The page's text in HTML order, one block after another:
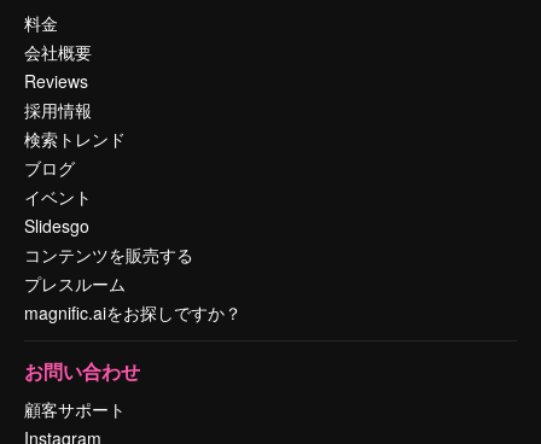
料金
会社概要
Reviews
採用情報
検索トレンド
ブログ
イベント
Slidesgo
コンテンツを販売する
プレスルーム
magnific.aiをお探しですか？
お問い合わせ
顧客サポート
Instagram